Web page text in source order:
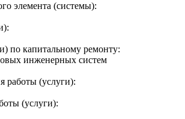
элемента (системы):
по капитальному ремонту:
инженерных систем
работы (услуги):
(услуги):